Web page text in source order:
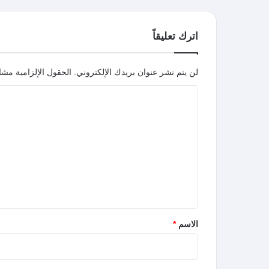
اترك تعليقاً
لن يتم نشر عنوان بريدك الإلكتروني. الحقول الإلزامية
*الاسم*